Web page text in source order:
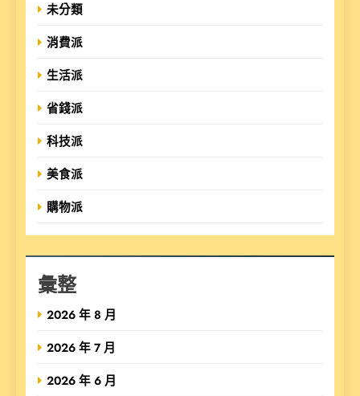
未分類
消費派
生活派
省錢派
科技派
美食派
購物派
彙整
2026 年 8 月
2026 年 7 月
2026 年 6 月